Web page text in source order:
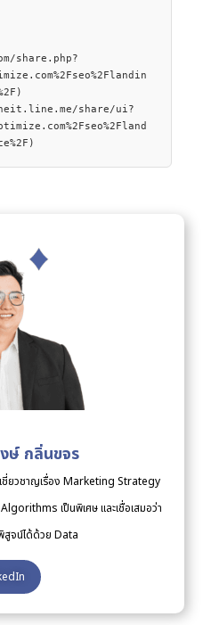
ษ์ กลิ่นขจร
ชี่ยวชาญเรื่อง Marketing Strategy
เป็นพิเศษ และเชื่อเสมอว่า
สูจน์ได้ด้วย Data